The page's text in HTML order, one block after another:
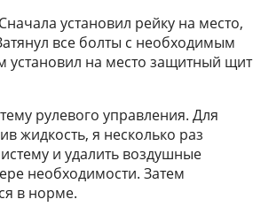
установил рейку на место,
все болты с необходимым
установил на место защитный щит
рулевого управления. Для
жидкость, я несколько раз
и удалить воздушные
необходимости. Затем
в норме.